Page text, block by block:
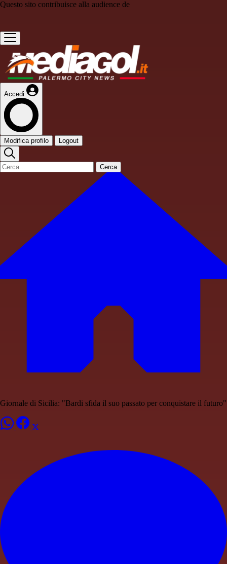
Questo sito contribuisce alla audience de
Accedi
Modifica profilo Logout
Cerca
Giornale di Sicilia: "Bardi sfida il suo passato per conquistare il futuro"